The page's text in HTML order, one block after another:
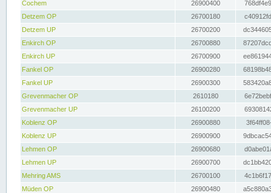
Cochem
26900400
Detzem OP
26700180
Detzem UP
26700200
Enkirch OP
26700880
Enkirch UP
26700900
Fankel OP
26900280
Fankel UP
26900300
Grevenmacher OP
2610180
Grevenmacher UP
26100200
Koblenz OP
26900880
Koblenz UP
26900900
Lehmen OP
26900680
Lehmen UP
26900700
Mehring AMS
26700100
Müden OP
26900480